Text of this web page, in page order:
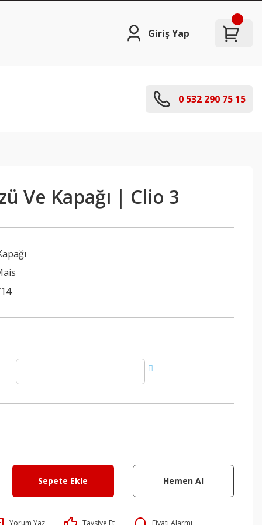
Giriş Yap
0 532 290 75 15
Ve Kapağı | Clio 3
Sepete Ekle Hemen Al
Yorum Yaz Tavsiye Et Fiyatı Alarmı